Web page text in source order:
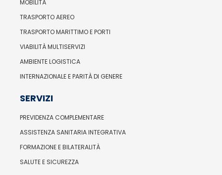
MOBILITÀ
TRASPORTO AEREO
TRASPORTO MARITTIMO E PORTI
VIABILITÀ MULTISERVIZI
AMBIENTE LOGISTICA
INTERNAZIONALE E PARITÀ DI GENERE
SERVIZI
PREVIDENZA COMPLEMENTARE
ASSISTENZA SANITARIA INTEGRATIVA
FORMAZIONE E BILATERALITÀ
SALUTE E SICUREZZA